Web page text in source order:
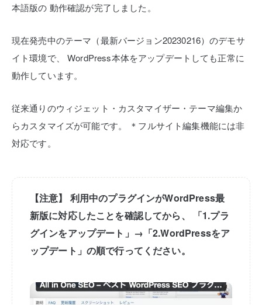
本語版の 動作確認が完了しました。
現在発売中のテーマ（最新バージョン20230216）のデモサ
イト環境で、
WordPress本体をアップデートしても正常に
動作しています。
従来通りのウィジェット・カスタマイザー・テーマ編集か
らカスタマイズが可能です。
＊フルサイト編集機能には非
対応です。
【注意】
利用中のプラグインがWordPress最
新版に対応したことを確認してから、
「1.プラ
グインをアップデート」→「2.WordPressをア
ップデート」の順で行ってください。